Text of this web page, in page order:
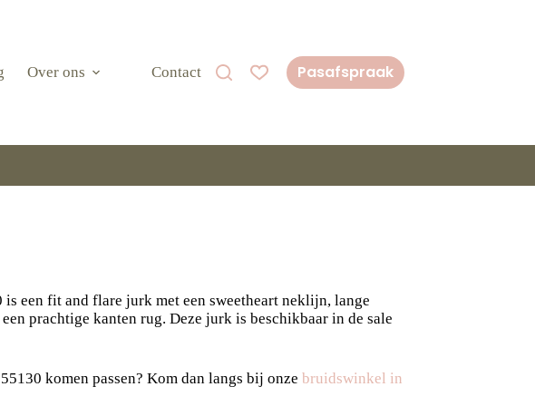
Over ons Contact Pasafspraak
een fit and flare jurk met een sweetheart neklijn, lange
prachtige kanten rug. Deze jurk is beschikbaar in de sale
komen passen? Kom dan langs bij onze bruidswinkel in